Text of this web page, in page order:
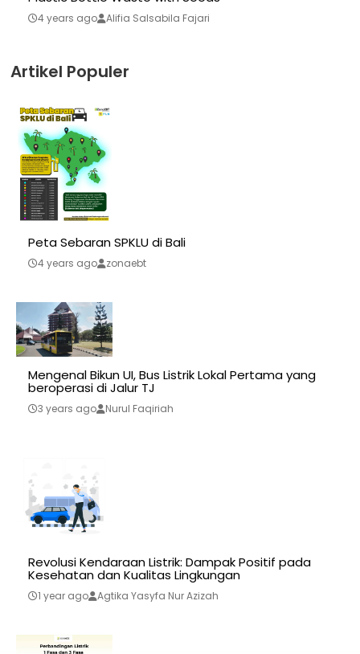
4 years ago Alifia Salsabila Fajari
Artikel Populer
Peta Sebaran SPKLU di Bali
4 years ago zonaebt
Mengenal Bikun UI, Bus Listrik Lokal Pertama yang
beroperasi di Jalur TJ
3 years ago Nurul Faqiriah
Revolusi Kendaraan Listrik: Dampak Positif pada
Kesehatan dan Kualitas Lingkungan
1 year ago Agtika Yasyfa Nur Azizah